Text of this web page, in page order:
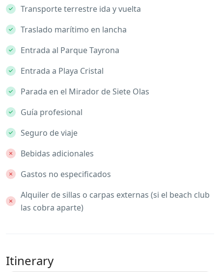
Transporte terrestre ida y vuelta
Traslado marítimo en lancha
Entrada al Parque Tayrona
Entrada a Playa Cristal
Parada en el Mirador de Siete Olas
Guía profesional
Seguro de viaje
Bebidas adicionales
Gastos no especificados
Alquiler de sillas o carpas externas (si el beach club
las cobra aparte)
Itinerary